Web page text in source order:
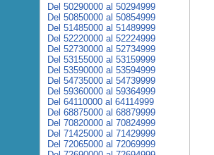
Del 50290000 al 50294999
Del 50850000 al 50854999
Del 51485000 al 51489999
Del 52220000 al 52224999
Del 52730000 al 52734999
Del 53155000 al 53159999
Del 53590000 al 53594999
Del 54735000 al 54739999
Del 59360000 al 59364999
Del 64110000 al 64114999
Del 68875000 al 68879999
Del 70820000 al 70824999
Del 71425000 al 71429999
Del 72065000 al 72069999